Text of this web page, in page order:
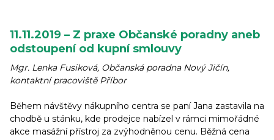
11.11.2019 – Z praxe Občanské poradny aneb
odstoupení od kupní smlouvy
Mgr. Lenka Fusiková, Občanská poradna Nový Jičín,
kontaktní pracoviště Příbor
Během návštěvy nákupního centra se paní Jana zastavila na
chodbě u stánku, kde prodejce nabízel v rámci mimořádné
akce masážní přístroj za zvýhodněnou cenu. Běžná cena